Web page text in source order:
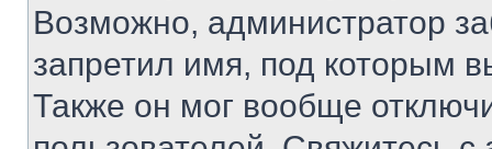
Возможно, администратор
запретил имя, под которым
Также он мог вообще